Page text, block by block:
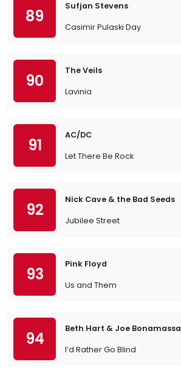
89
Sufjan Stevens
Casimir Pulaski Day
90
The Veils
Lavinia
91
AC/DC
Let There Be Rock
92
Nick Cave & the Bad Seeds
Jubilee Street
93
Pink Floyd
Us and Them
94
Beth Hart & Joe Bonamassa
I’d Rather Go Blind